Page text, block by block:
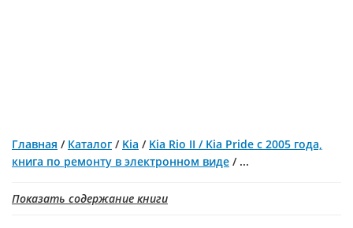
Главная / Каталог / Kia / Kia Rio II / Kia Pride с 2005 года,
книга по ремонту в электронном виде / ...
Показать содержание книги